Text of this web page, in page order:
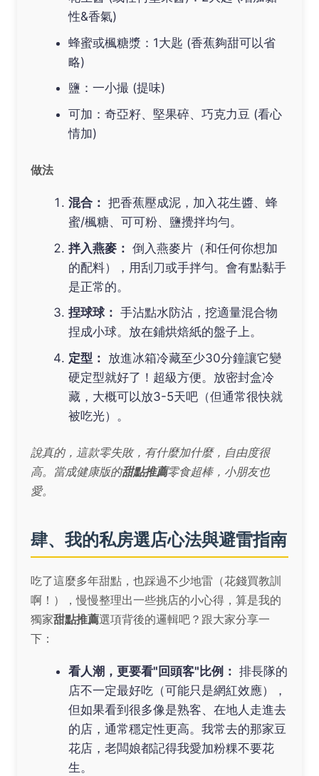
性&香氣)
蜂蜜或楓糖漿：1大匙 (香蕉夠甜可以省
略)
鹽：一小撮 (提味)
可加：奇亞籽、堅果碎、巧克力豆 (看心
情加)
做法
混合： 把香蕉壓成泥，加入花生醬、蜂
蜜/楓糖、可可粉、鹽攪拌均勻。
拌入燕麥： 倒入燕麥片（和任何你想加
的配料），用刮刀或手拌勻。會有點黏手
是正常的。
捏球球： 手沾點水防沾，挖適量混合物
捏成小球。放在鋪烘焙紙的盤子上。
定型： 放進冰箱冷藏至少30分鐘讓它變
硬定型就好了！超級方便。放密封盒冷
藏，大概可以放3-5天吧（但通常很快就
被吃光）。
說真的，這款零失敗，有什麼加什麼，自由度很
高。當成健康版的甜點推薦零食超棒，小朋友也
愛。
肆、我的私房選店心法與避雷指南
吃了這麼多年甜點，也踩過不少地雷（花錢買教訓
啊！），慢慢整理出一些挑店的小心得，算是我的
獨家甜點推薦選項背後的邏輯吧？跟大家分享一
下：
看人潮，更要看"回頭客"比例： 排長隊的
店不一定最好吃（可能只是網紅效應），
但如果看到很多像是熟客、在地人走進去
的店，通常穩定性更高。我常去的那家豆
花店，老闆娘都記得我愛加粉粿不要花
生。